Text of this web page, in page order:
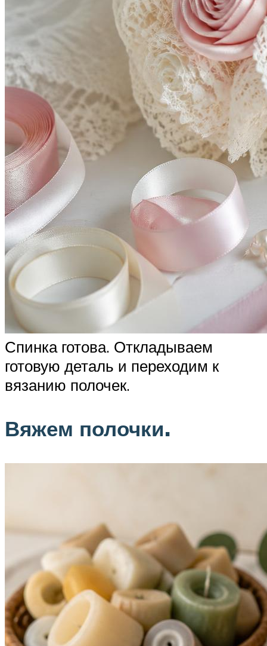
Спинка готова. Откладываем
готовую деталь и переходим к
вязанию полочек.
Вяжем полочки.